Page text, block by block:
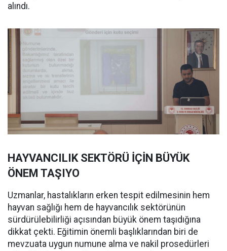
alındı.
HAYVANCILIK SEKTÖRÜ İÇİN BÜYÜK
ÖNEM TAŞIYO
Uzmanlar, hastalıkların erken tespit edilmesinin hem
hayvan sağlığı hem de hayvancılık sektörünün
sürdürülebilirliği açısından büyük önem taşıdığına
dikkat çekti. Eğitimin önemli başlıklarından biri de
mevzuata uygun numune alma ve nakil prosedürleri